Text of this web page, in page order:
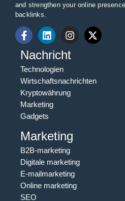
and strengthen your online
backlinks.
Nachricht
Technologien
Wirtschaftsnachrichten
Kryptowährung
Marketing
Gadgets
Marketing
B2B-marketing
Digitale marketing
E-mailmarketing
Online marketing
SEO